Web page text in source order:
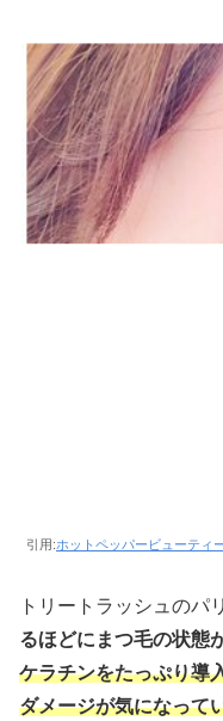
引用:ホットペッパービューティ
トリートラッシュのパ
るほどにまつ毛の状態
ケラチンをたっぷり導
ダメージが気になって